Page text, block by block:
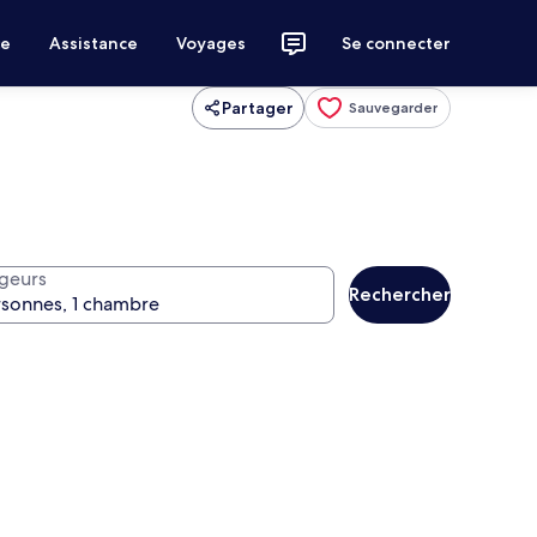
Assistance Voyages Se connecter
Partager Sauvegarder
Rechercher